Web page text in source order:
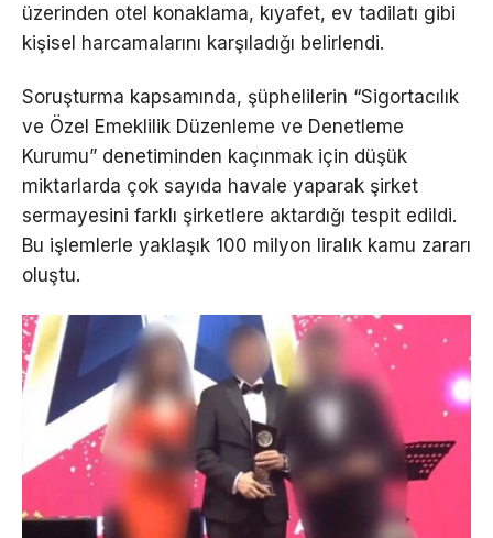
üzerinden otel konaklama, kıyafet, ev tadilatı gibi
kişisel harcamalarını karşıladığı belirlendi.
Soruşturma kapsamında, şüphelilerin “Sigortacılık
ve Özel Emeklilik Düzenleme ve Denetleme
Kurumu” denetiminden kaçınmak için düşük
miktarlarda çok sayıda havale yaparak şirket
sermayesini farklı şirketlere aktardığı tespit edildi.
Bu işlemlerle yaklaşık 100 milyon liralık kamu zararı
oluştu.